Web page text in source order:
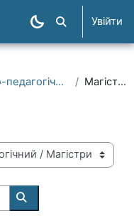
Пошук курсів
Увійти
Гуманітарно-педагогічний Магістри
Пошук курсів